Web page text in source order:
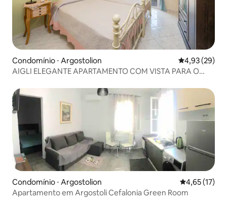
Condomínio ⋅ Argostolion 4,93 de uma
4,93 (29)
AIGLI ELEGANTE APARTAMENTO COM VISTA PARA O
Condomínio ⋅ Argostolion 4,65 de uma
4,65 (17)
Apartamento em Argostoli Cefalonia Green Room